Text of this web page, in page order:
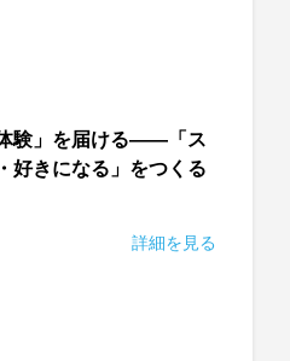
験」を届ける――「ス
好きになる」をつくる
詳細を見る